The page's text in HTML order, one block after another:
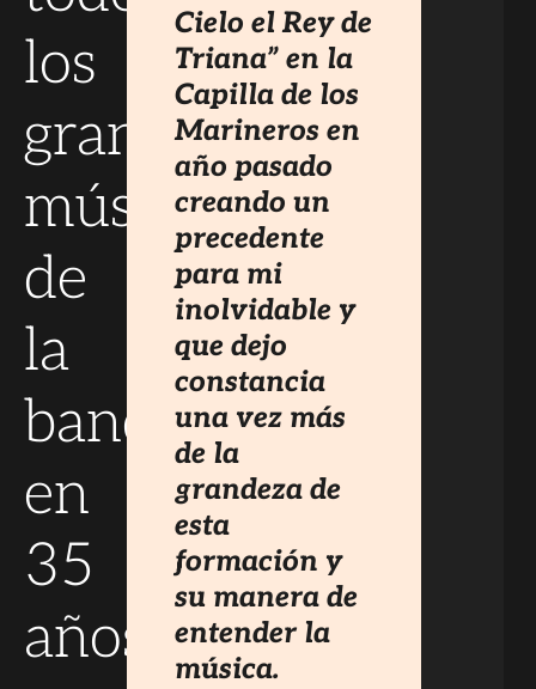
los
grandes
músicos
de
la
banda
en
35
años
Cielo el Rey de
Triana” en la
Capilla de los
Marineros en
año pasado
creando un
precedente
para mi
inolvidable y
que dejo
constancia
una vez más
de la
grandeza de
esta
formación y
su manera de
entender la
música.